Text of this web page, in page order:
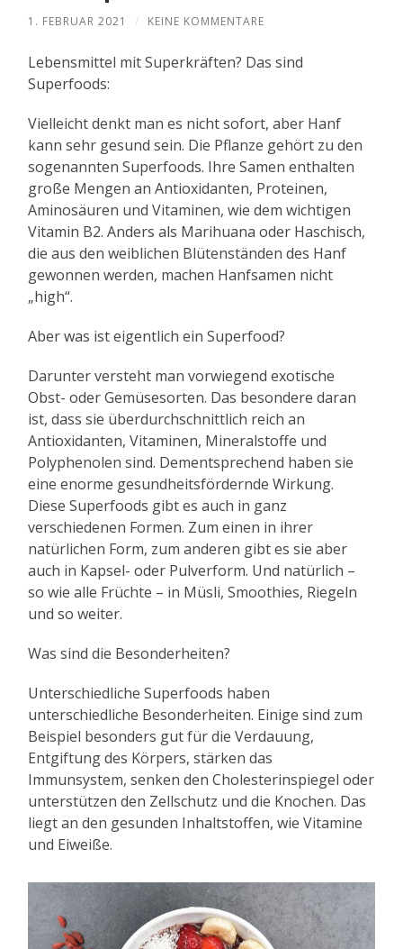
1. FEBRUAR 2021 / KEINE KOMMENTARE
Lebensmittel mit Superkräften? Das sind
Superfoods:
Vielleicht denkt man es nicht sofort, aber Hanf
kann sehr gesund sein. Die Pflanze gehört zu den
sogenannten Superfoods. Ihre Samen enthalten
große Mengen an Antioxidanten, Proteinen,
Aminosäuren und Vitaminen, wie dem wichtigen
Vitamin B2. Anders als Marihuana oder Haschisch,
die aus den weiblichen Blütenständen des Hanf
gewonnen werden, machen Hanfsamen nicht
„high“.
Aber was ist eigentlich ein Superfood?
Darunter versteht man vorwiegend exotische
Obst- oder Gemüsesorten. Das besondere daran
ist, dass sie überdurchschnittlich reich an
Antioxidanten, Vitaminen, Mineralstoffe und
Polyphenolen sind. Dementsprechend haben sie
eine enorme gesundheitsfördernde Wirkung.
Diese Superfoods gibt es auch in ganz
verschiedenen Formen. Zum einen in ihrer
natürlichen Form, zum anderen gibt es sie aber
auch in Kapsel- oder Pulverform. Und natürlich –
so wie alle Früchte – in Müsli, Smoothies, Riegeln
und so weiter.
Was sind die Besonderheiten?
Unterschiedliche Superfoods haben
unterschiedliche Besonderheiten. Einige sind zum
Beispiel besonders gut für die Verdauung,
Entgiftung des Körpers, stärken das
Immunsystem, senken den Cholesterinspiegel oder
unterstützen den Zellschutz und die Knochen. Das
liegt an den gesunden Inhaltstoffen, wie Vitamine
und Eiweiße.